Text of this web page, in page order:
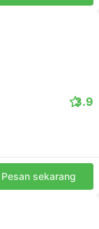
3.9
Pesan sekarang